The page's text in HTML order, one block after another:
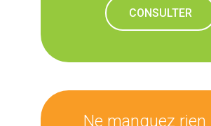
CONSULTER
Ne manquez rien